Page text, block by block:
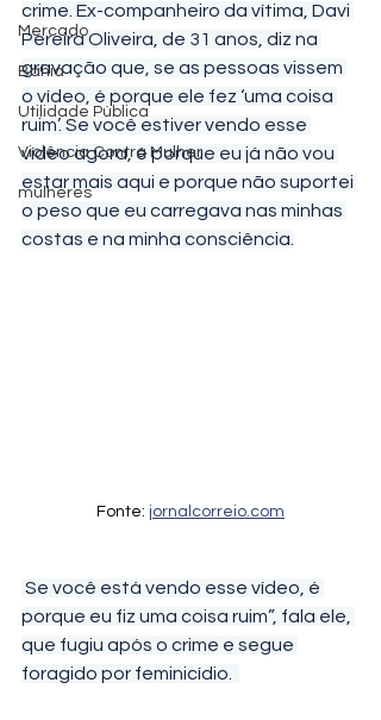
Mercado
Bahia
Utilidade Pública
Violência Contra Mulher
mulheres
crime. Ex-companheiro da vítima, Davi
Pereira Oliveira, de 31 anos, diz na
gravação que, se as pessoas vissem
o vídeo, é porque ele fez ‘uma coisa
ruim’. Se você estiver vendo esse
vídeo agora, é porque eu já não vou
estar mais aqui e porque não suportei
o peso que eu carregava nas minhas
costas e na minha consciência.
Fonte: jornalcorreio.com
porque eu fiz uma coisa ruim”, fala ele,
que fugiu após o crime e segue
foragido por feminicídio.